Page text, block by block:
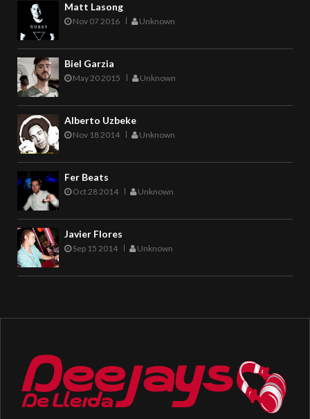
Matt Lasong
Nov 07 2016 Unknown
Biel Garzia
May 20 2015 Unknown
Alberto Uzbeke
Nov 18 2014 Unknown
Fer Beats
Oct 28 2014 Unknown
Javier Flores
Sep 15 2014 Unknown